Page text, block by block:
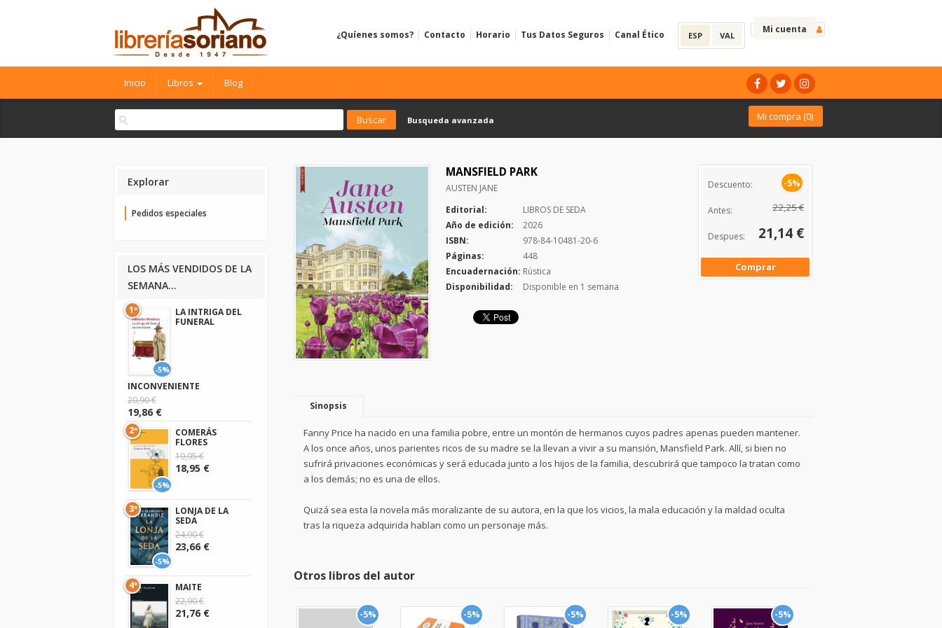
Mi cuenta
ESP VAL
¿Quíenes somos? Contacto Horario Tus Datos Seguros Canal Ético
Inicio Libros Blog
Busqueda avanzada Mi compra (0)
MANSFIELD PARK
AUSTEN JANE
Editorial:
LIBROS DE SEDA
Año de edición:
2026
ISBN:
978-84-10481-20-6
Páginas:
448
Encuadernación: Rústica
Disponibilidad:
Disponible en 1 semana
Descuento: -5%
Antes: 22,25 €
Despues: 21,14 €
Comprar
Sinopsis
Fanny Price ha nacido en una familia pobre, entre un montón de hermanos cuyos padres apenas pueden mantener.
A los once años, unos parientes ricos de su madre se la llevan a vivir a su mansión, Mansfield Park. Allí, si bien no
sufrirá privaciones económicas y será educada junto a los hijos de la familia, descubrirá que tampoco la tratan como
a los demás; no es una de ellos.
Quizá sea esta la novela más moralizante de su autora, en la que los vicios, la mala educación y la maldad oculta
tras la riqueza adquirida hablan como un personaje más.
Otros libros del autor
-5% -5% -5% -5% -5%
Explorar
Pedidos especiales
LOS MÁS VENDIDOS DE LA
SEMANA...
-5%
1º
LA INTRIGA DEL
FUNERAL
INCONVENIENTE
20,90 €
19,86 €
-5%
2º
COMERÁS
FLORES
19,95 €
18,95 €
-5%
3º
LONJA DE LA
SEDA
24,90 €
23,66 €
4º
MAITE
22,90 €
21,76 €